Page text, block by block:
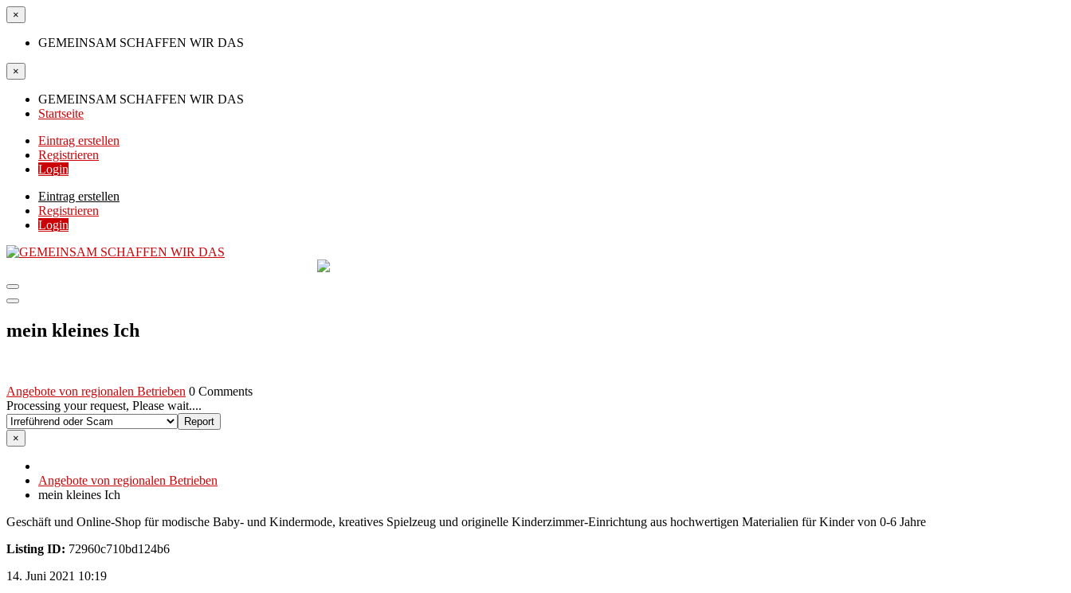
×
GEMEINSAM SCHAFFEN WIR DAS
×
GEMEINSAM SCHAFFEN WIR DAS
Startseite
Eintrag erstellen
Registrieren
Login
Eintrag erstellen
Registrieren
Login
mein kleines Ich
Angebote von regionalen Betrieben 0 Comments
Processing your request, Please wait....
×
Angebote von regionalen Betrieben
mein kleines Ich
Geschäft und Online-Shop für modische Baby- und Kindermode, kreatives Spielzeug und originelle Kinderzimmer-Einrichtung aus hochwertigen Materialien für Kinder von 0-6 Jahre
Listing ID: 72960c710bd124b6
14. Juni 2021 10:19